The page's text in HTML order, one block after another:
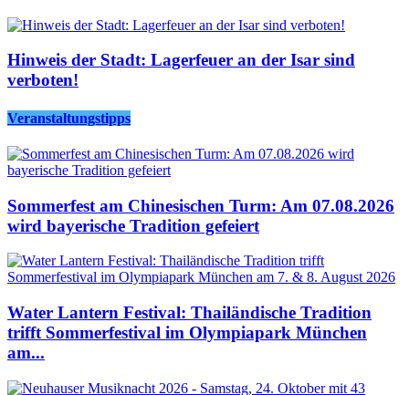
Hinweis der Stadt: Lagerfeuer an der Isar sind
verboten!
Veranstaltungstipps
Sommerfest am Chinesischen Turm: Am 07.08.2026
wird bayerische Tradition gefeiert
Water Lantern Festival: Thailändische Tradition
trifft Sommerfestival im Olympiapark München
am...